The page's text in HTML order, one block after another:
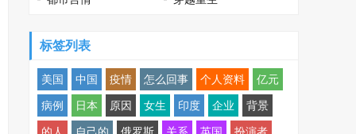
标签列表
美国 中国 疫情 怎么回事 个人资料 亿元
病例 日本 原因 女生 印度 企业 背景